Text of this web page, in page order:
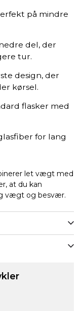
på mindre
del, der
tur.
design, der
kørsel.
flasker med
for lang
let vægt med
at du kan
vægt og besvær.